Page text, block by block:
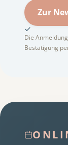
Zur
Die
Bestätigung